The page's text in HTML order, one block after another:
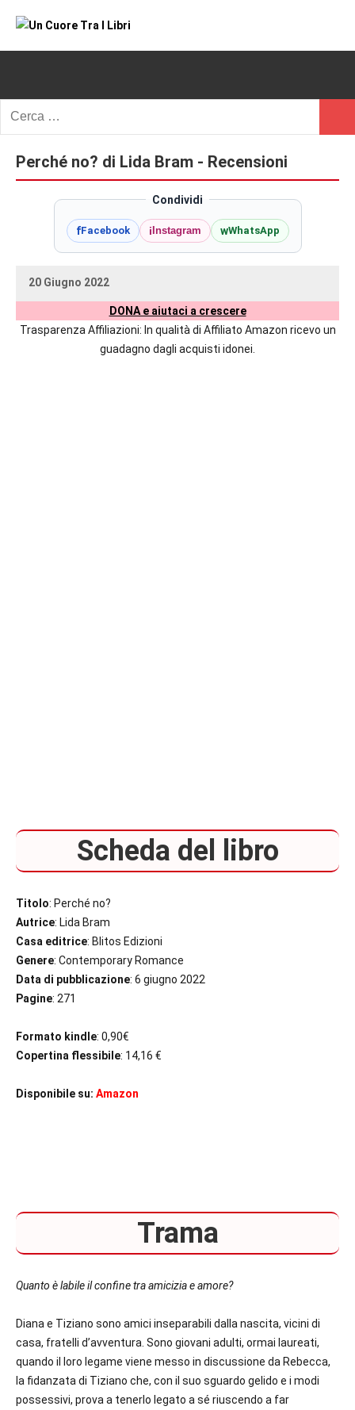
Un
Tra
I
Libri
romance
e
non
solo.
Recensioni,
anteprime,
prossime
maggiori
Perché no? di Lida Bram - Recensioni
Condividi
fFacebook i Instagram wWhatsApp
20 Giugno 2022
uctil_user
Nessun
DONA e aiutaci a crescere
Trasparenza Affiliazioni: In qualità di Affiliato Amazon ricevo un
guadagno dagli acquisti idonei.
Scheda del libro
Titolo: Perché no?
Autrice: Lida Bram
Casa editrice: Blitos Edizioni
Genere: Contemporary Romance
Data di pubblicazione: 6 giugno 2022
Pagine: 271
Formato kindle: 0,90€
Copertina flessibile: 14,16 €
Disponibile su: Amazon
Trama
Quanto è labile il confine tra amicizia e amore?
Diana e Tiziano sono amici inseparabili dalla nascita, vicini di
casa, fratelli d’avventura. Sono giovani adulti, ormai laureati,
quando il loro legame viene messo in discussione da Rebecca,
la fidanzata di Tiziano che, con il suo sguardo gelido e i modi
possessivi, prova a tenerlo legato a sé riuscendo a far